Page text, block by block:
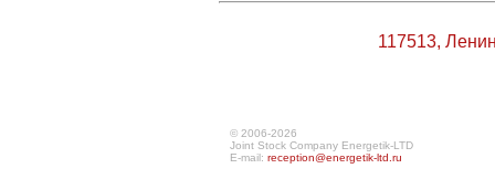
117513,
© 2006-2026
Joint Stock Company Energetik-LTD
E-mail: reception@energetik-ltd.ru